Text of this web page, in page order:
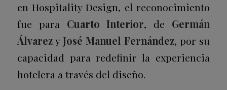
en Hospitality Design, el reconocimiento
fue para Cuarto Interior, de Germán
Álvarezy José Manuel Fernández, por su
capacidad para redefinir la experiencia
hotelera a través del diseño.